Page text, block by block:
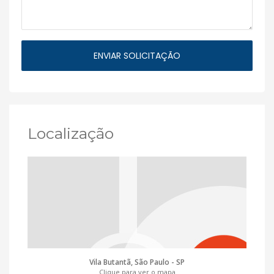
Localização
Vila Butantã, São Paulo - SP
Clique para ver o mapa